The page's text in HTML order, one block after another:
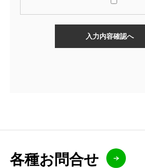
各種お問合せ